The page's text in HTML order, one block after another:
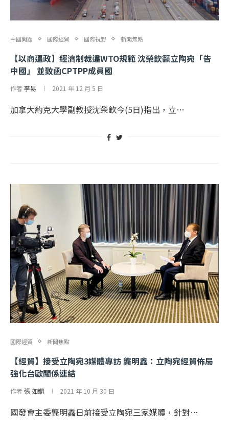
中國問題 國際經貿 國際視野 新聞焦點
【以商逼政】經濟制裁違WTO規範 沈榮欽籲立陶宛「告
中國」 並致函CPTPP成員國
作者李易 2021 年 12 月 5 日
加拿大約克大學副教授沈榮欽今(5日)指出，立…
國際經貿 新聞焦點
【經貿】接受立陶宛3媒體專訪 龔明鑫：立陶宛經貿佈局
強化台歐關係連結
作者張 如嫻 2021 年 10 月 30 日
國發會主委龔明鑫日前接受立陶宛三家媒體，針對…